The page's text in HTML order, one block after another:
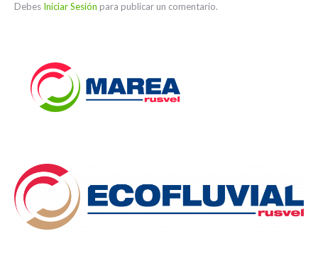
Debes Iniciar Sesión para publicar un comentario.